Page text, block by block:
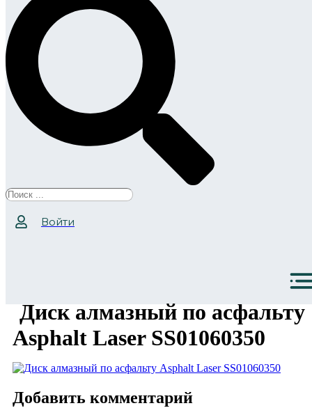
Search
Войти
Диск алмазный по асфальту
Asphalt Laser SS01060350
Добавить комментарий